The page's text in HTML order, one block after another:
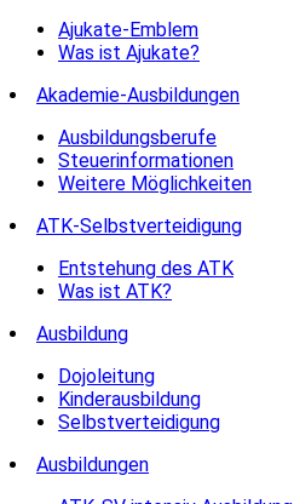
Ajukate-Emblem
Was ist Ajukate?
Akademie-Ausbildungen
Ausbildungsberufe
Steuerinformationen
Weitere Möglichkeiten
ATK-Selbstverteidigung
Entstehung des ATK
Was ist ATK?
Ausbildung
Dojoleitung
Kinderausbildung
Selbstverteidigung
Ausbildungen